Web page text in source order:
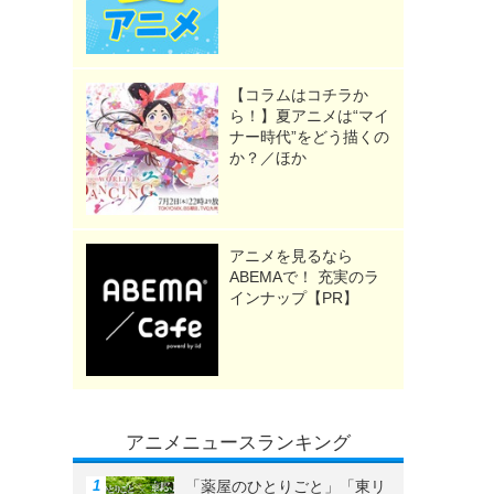
【コラムはコチラか
ら！】夏アニメは“マイ
ナー時代”をどう描くの
か？／ほか
アニメを見るなら
ABEMAで！ 充実のラ
インナップ【PR】
アニメニュースランキング
「薬屋のひとりごと」「東リ